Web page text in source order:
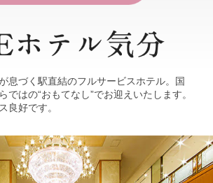
息づく駅直結のフルサービスホテル。国
ではの“おもてなし”でお迎えいたします。
良好です。